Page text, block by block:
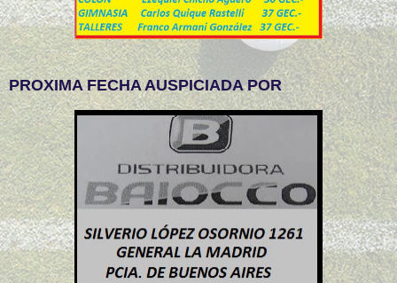
PROXIMA FECHA AUSPICIADA POR